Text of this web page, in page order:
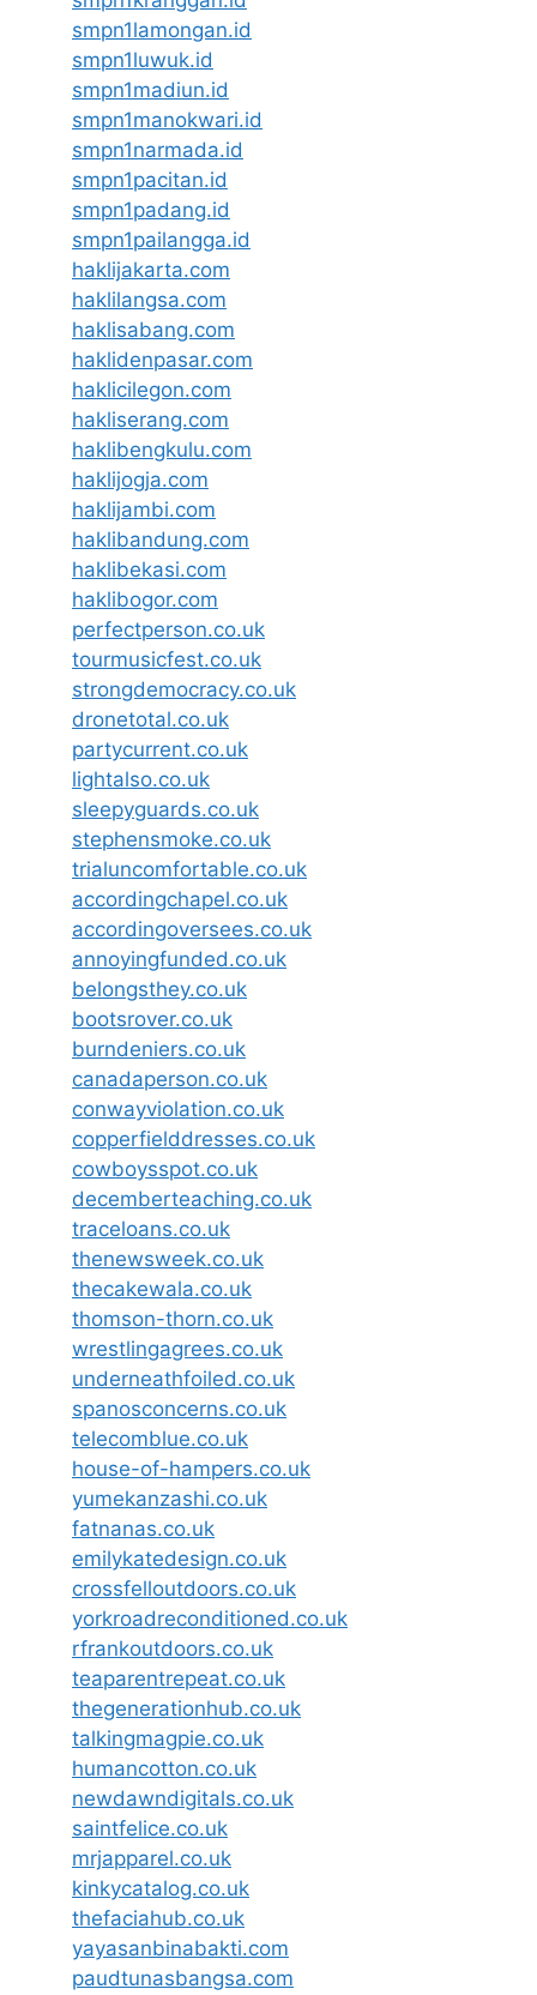
smpn1lamongan.id
smpn1luwuk.id
smpn1madiun.id
smpn1manokwari.id
smpn1narmada.id
smpn1pacitan.id
smpn1padang.id
smpn1pailangga.id
haklijakarta.com
haklilangsa.com
haklisabang.com
haklidenpasar.com
haklicilegon.com
hakliserang.com
haklibengkulu.com
haklijogja.com
haklijambi.com
haklibandung.com
haklibekasi.com
haklibogor.com
perfectperson.co.uk
tourmusicfest.co.uk
strongdemocracy.co.uk
dronetotal.co.uk
partycurrent.co.uk
lightalso.co.uk
sleepyguards.co.uk
stephensmoke.co.uk
trialuncomfortable.co.uk
accordingchapel.co.uk
accordingoversees.co.uk
annoyingfunded.co.uk
belongsthey.co.uk
bootsrover.co.uk
burndeniers.co.uk
canadaperson.co.uk
conwayviolation.co.uk
copperfielddresses.co.uk
cowboysspot.co.uk
decemberteaching.co.uk
traceloans.co.uk
thenewsweek.co.uk
thecakewala.co.uk
thomson-thorn.co.uk
wrestlingagrees.co.uk
underneathfoiled.co.uk
spanosconcerns.co.uk
telecomblue.co.uk
house-of-hampers.co.uk
yumekanzashi.co.uk
fatnanas.co.uk
emilykatedesign.co.uk
crossfelloutdoors.co.uk
yorkroadreconditioned.co.uk
rfrankoutdoors.co.uk
teaparentrepeat.co.uk
thegenerationhub.co.uk
talkingmagpie.co.uk
humancotton.co.uk
newdawndigitals.co.uk
saintfelice.co.uk
mrjapparel.co.uk
kinkycatalog.co.uk
thefaciahub.co.uk
yayasanbinabakti.com
paudtunasbangsa.com